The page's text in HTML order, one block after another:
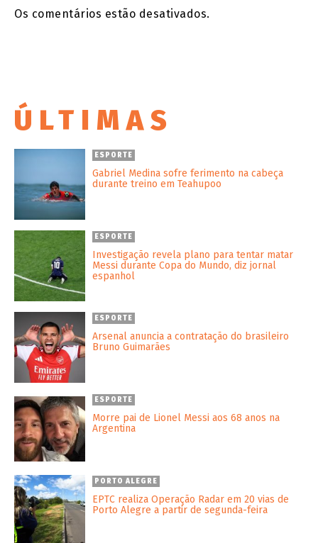
Os comentários estão desativados.
ÚLTIMAS
ESPORTE
Gabriel Medina sofre ferimento na cabeça
durante treino em Teahupoo
ESPORTE
Investigação revela plano para tentar matar
Messi durante Copa do Mundo, diz jornal
espanhol
ESPORTE
Arsenal anuncia a contratação do brasileiro
Bruno Guimarães
ESPORTE
Morre pai de Lionel Messi aos 68 anos na
Argentina
PORTO ALEGRE
EPTC realiza Operação Radar em 20 vias de
Porto Alegre a partir de segunda-feira